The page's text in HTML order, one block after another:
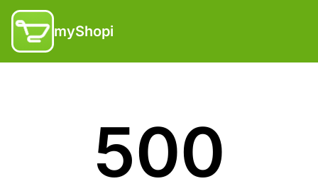
myShopi
500